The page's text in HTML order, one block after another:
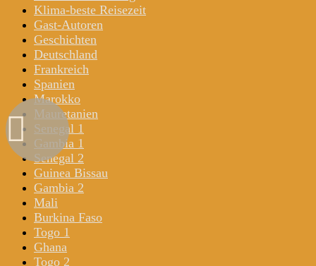
Klima-beste Reisezeit
Gast-Autoren
Geschichten
Deutschland
Frankreich
Spanien
Marokko
Mauretanien
Senegal 1
Gambia 1
Senegal 2
Guinea Bissau
Gambia 2
Mali
Burkina Faso
Togo 1
Ghana
Togo 2